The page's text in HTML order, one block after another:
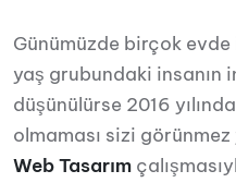
Günümüzde birçok
yaş grubundaki insanın
düşünülürse 2016
olmaması sizi
Web Tasarım